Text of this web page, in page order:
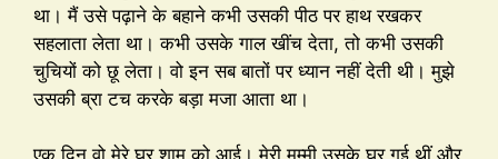
था। मैं उसे पढ़ाने के बहाने कभी उसकी पीठ पर हाथ रखकर
सहलाता लेता था। कभी उसके गाल खींच देता, तो कभी उसकी
चुचियों को छू लेता। वो इन सब बातों पर ध्यान नहीं देती थी। मुझे
उसकी ब्रा टच करके बड़ा मजा आता था।